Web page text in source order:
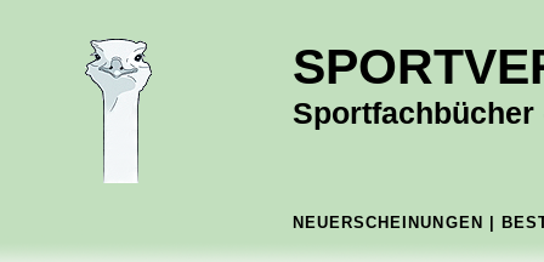
NEUERSCHEINUNGEN